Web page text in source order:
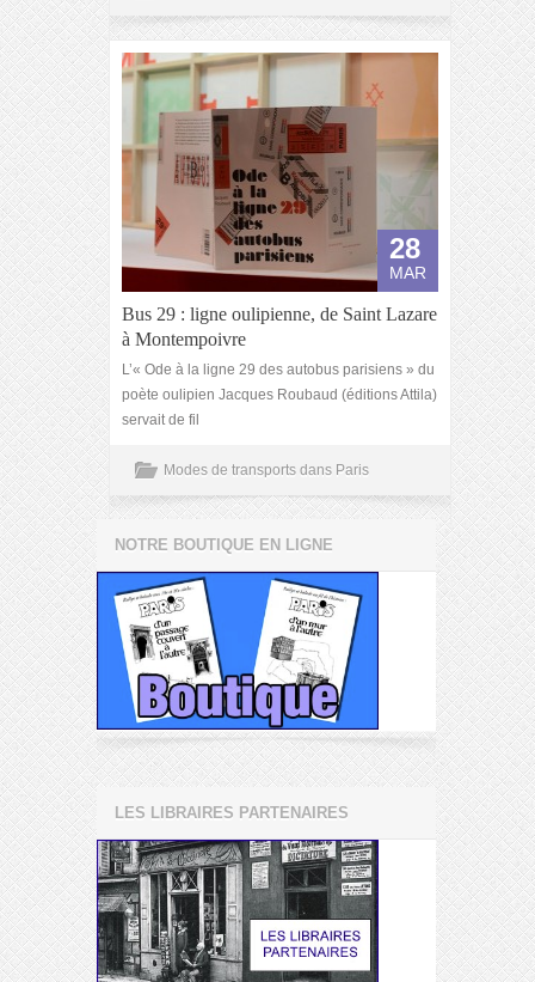
28
MAR
Bus 29 : ligne oulipienne, de Saint Lazare
à Montempoivre
L’« Ode à la ligne 29 des autobus parisiens » du
poète oulipien Jacques Roubaud (éditions Attila)
servait de fil
Modes de transports dans Paris
NOTRE BOUTIQUE EN LIGNE
LES LIBRAIRES PARTENAIRES